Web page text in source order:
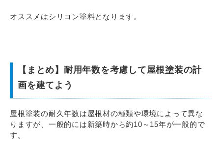
オススメはシリコン塗料となります。
【まとめ】耐用年数を考慮して屋根塗装の計
画を建てよう
屋根塗装の耐久年数は屋根材の種類や環境によって異な
りますが、一般的には新築時から約10～15年が一般的で
す。